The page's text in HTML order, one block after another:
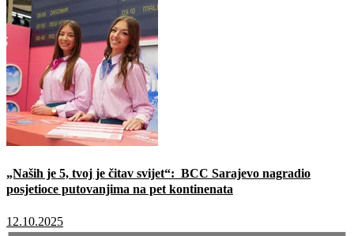
„Naših je 5, tvoj je čitav svijet“: BCC Sarajevo nagradio
posjetioce putovanjima na pet kontinenata
12.10.2025